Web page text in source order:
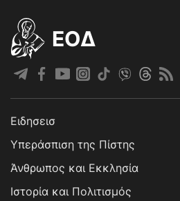
EOΔ
Ειδησεισ
Υπεράσπιση της Πίστης
Άνθρωπος και Εκκλησία
Ιστορία και Πολιτισμός